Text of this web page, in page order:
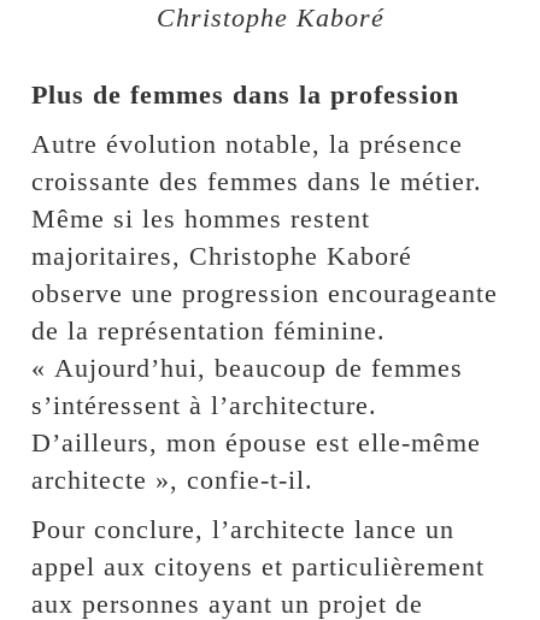
Christophe Kaboré
Plus de femmes dans la profession
Autre évolution notable, la présence
croissante des femmes dans le métier.
Même si les hommes restent
majoritaires, Christophe Kaboré
observe une progression encourageante
de la représentation féminine.
« Aujourd’hui, beaucoup de femmes
s’intéressent à l’architecture.
D’ailleurs, mon épouse est elle-même
architecte », confie-t-il.
Pour conclure, l’architecte lance un
appel aux citoyens et particulièrement
aux personnes ayant un projet de